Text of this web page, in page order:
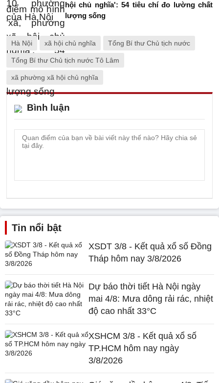
hội chủ nghĩa': 54 tiêu chí đo lường chất
lượng sống
Hà Nội xã hội chủ nghĩa Tổng Bí thư Chủ tịch nước
Tổng Bí thư Chủ tịch nước Tô Lâm
xã phường xã hội chủ nghĩa
Bình luận
Tin nổi bật
XSDT 3/8 - Kết quả xổ số Đồng
Tháp hôm nay 3/8/2026
Dự báo thời tiết Hà Nội ngày
mai 4/8: Mưa dông rải rác, nhiệt
độ cao nhất 33°C
XSHCM 3/8 - Kết quả xổ số
TP.HCM hôm nay ngày
3/8/2026